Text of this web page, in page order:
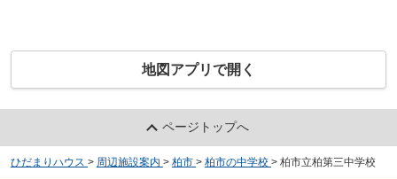
地図アプリで開く
ページトップへ
ひだまりハウス > 周辺施設案内 > 柏市 > 柏市の中学校 > 柏市立柏第三中学校